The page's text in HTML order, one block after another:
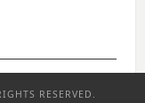
RESERVED.